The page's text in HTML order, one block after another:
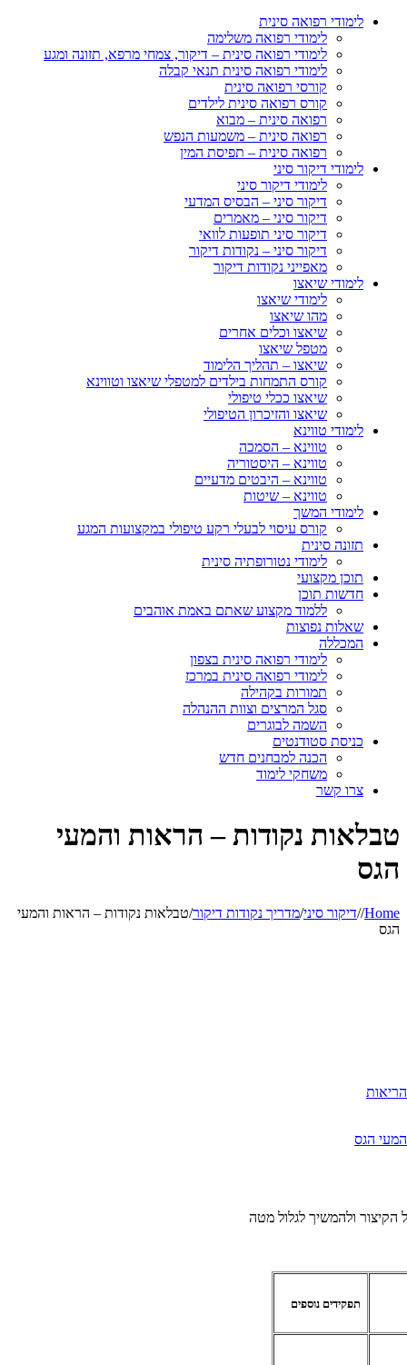
לימודי רפואה סינית
לימודי רפואה משלימה
לימודי רפואה סינית – דיקור, צמחי מרפא, תזונה ומגע
לימודי רפואה סינית תנאי קבלה
קורסי רפואה סינית
קורס רפואה סינית לילדים
רפואה סינית – מבוא
רפואה סינית – משמעות הנפש
רפואה סינית – תפיסת המין
לימודי דיקור סיני
לימודי דיקור סיני
דיקור סיני – הבסיס המדעי
דיקור סיני – מאמרים
דיקור סיני תופעות לוואי
דיקור סיני – נקודות דיקור
מאפייני נקודות דיקור
לימודי שיאצו
לימודי שיאצו
מהו שיאצו
שיאצו וכלים אחרים
מטפל שיאצו
שיאצו – תהליך הלימוד
קורס התמחות בילדים למטפלי שיאצו וטווינא
שיאצו ככלי טיפולי
שיאצו והזיכרון הטיפולי
לימודי טווינא
טווינא – הסמכה
טווינא – היסטוריה
טווינא – היבטים מדעיים
טווינא – שיטות
לימודי המשך
קורס עיסוי לבעלי רקע טיפולי במקצועות המגע
תזונה סינית
לימודי נטורופתיה סינית
תוכן מקצועי
חדשות תוכן
ללמוד מקצוע שאתם באמת אוהבים
שאלות נפוצות
המכללה
לימודי רפואה סינית בצפון
לימודי רפואה סינית במרכז
תמורות בקהילה
סגל המרצים וצוות ההנהלה
השמה לבוגרים
כניסת סטודנטים
הכנה למבחנים חדש
משחקי לימוד
צרו קשר
טבלאות נקודות – הראות והמעי
הגס
Home
/
/דיקור סיני/מדריך נקודות דיקור/טבלאות נקודות – הראות והמעי
הגס
הגס
ולהמשיך לגלול מטה
תפקידים נוספים